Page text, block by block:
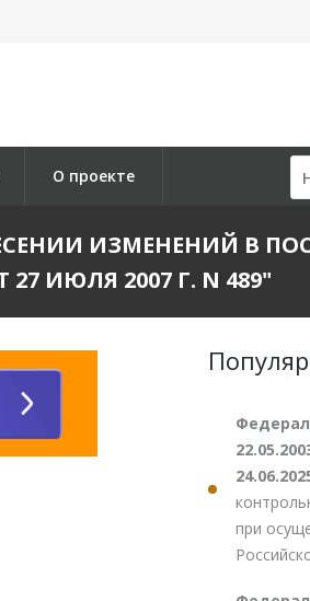
О проекте
ИЗМЕНЕНИЙ В
ИЮЛЯ 2007 Г. N 489"
при